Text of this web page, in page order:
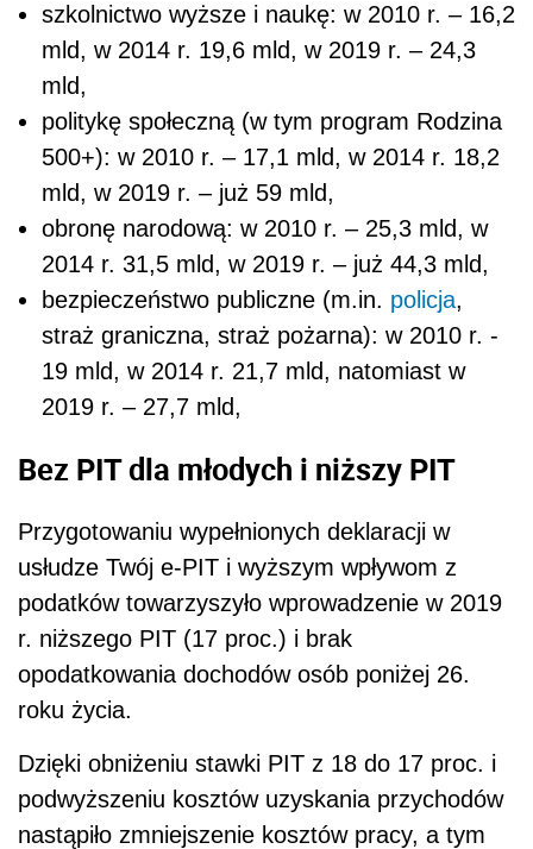
szkolnictwo wyższe i naukę: w 2010 r. – 16,2
mld, w 2014 r. 19,6 mld, w 2019 r. – 24,3
mld,
politykę społeczną (w tym program Rodzina
500+): w 2010 r. – 17,1 mld, w 2014 r. 18,2
mld, w 2019 r. – już 59 mld,
obronę narodową: w 2010 r. – 25,3 mld, w
2014 r. 31,5 mld, w 2019 r. – już 44,3 mld,
bezpieczeństwo publiczne (m.in. policja,
straż graniczna, straż pożarna): w 2010 r. -
19 mld, w 2014 r. 21,7 mld, natomiast w
2019 r. – 27,7 mld,
Bez PIT dla młodych i niższy PIT
Przygotowaniu wypełnionych deklaracji w
usłudze Twój e-PIT i wyższym wpływom z
podatków towarzyszyło wprowadzenie w 2019
r. niższego PIT (17 proc.) i brak
opodatkowania dochodów osób poniżej 26.
roku życia.
Dzięki obniżeniu stawki PIT z 18 do 17 proc. i
podwyższeniu kosztów uzyskania przychodów
nastąpiło zmniejszenie kosztów pracy, a tym